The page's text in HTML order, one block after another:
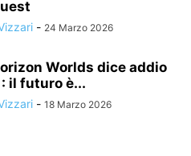
- 24 Marzo 2026
Worlds dice addio
il futuro è...
- 18 Marzo 2026